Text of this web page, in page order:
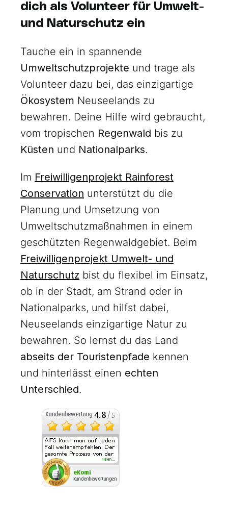
dich als Volunteer für Umwelt-
und Naturschutz ein
Tauche ein in spannende
Umweltschutzprojekte und trage als
Volunteer dazu bei, das einzigartige
Ökosystem Neuseelands zu
bewahren. Deine Hilfe wird gebraucht,
vom tropischen Regenwald bis zu
Küsten und Nationalparks.
Im Freiwilligenprojekt Rainforest
Conservation unterstützt du die
Planung und Umsetzung von
Umweltschutzmaßnahmen in einem
geschützten Regenwaldgebiet. Beim
Freiwilligenprojekt Umwelt- und
Naturschutz bist du flexibel im Einsatz,
ob in der Stadt, am Strand oder in
Nationalparks, und hilfst dabei,
Neuseelands einzigartige Natur zu
bewahren. So lernst du das Land
abseits der Touristenpfade kennen
und hinterlässt einen echten
Unterschied.